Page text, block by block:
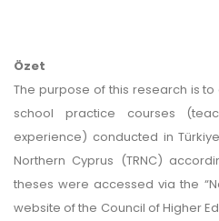
Özet
The purpose of this research is
school practice courses
experience) conducted in
Northern Cyprus (TRNC)
theses were accessed via the
website of the Council of Higher